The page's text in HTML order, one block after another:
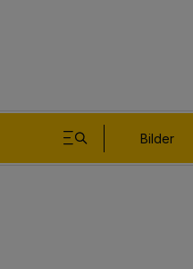
Bilder